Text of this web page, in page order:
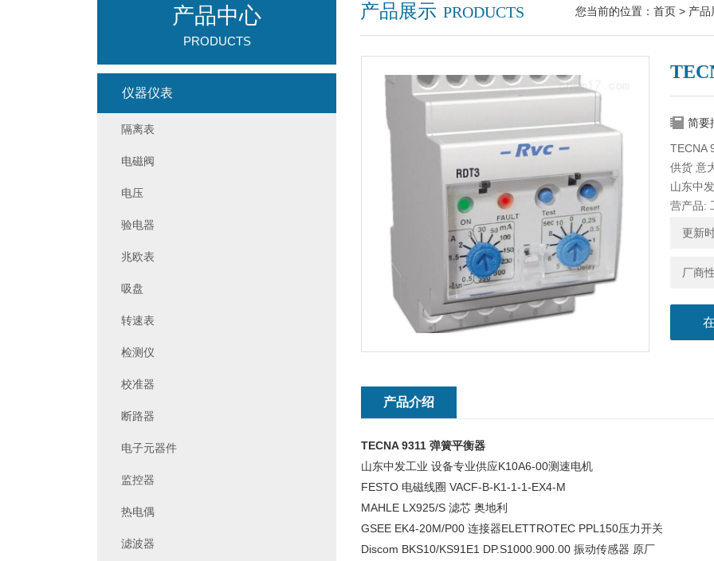
产品展示 PRODUCTS 您当前的位置： 首页 > 产品
简要
TECNA
供货 意
山东中
营产品:
更新
厂商
产品介绍
TECNA 9311 弹簧平衡器
山东中发工业 设备专业供应K10A6-00测速电机
FESTO 电磁线圈 VACF-B-K1-1-1-EX4-M
MAHLE LX925/S 滤芯 奥地利
GSEE EK4-20M/P00 连接器ELETTROTEC PPL150压力开关
Discom BKS10/KS91E1 DP.S1000.900.00 振动传感器 原厂
产品中心
PRODUCTS
仪器仪表
隔离表
电磁阀
电压
验电器
兆欧表
吸盘
转速表
检测仪
校准器
断路器
电子元器件
监控器
热电偶
滤波器